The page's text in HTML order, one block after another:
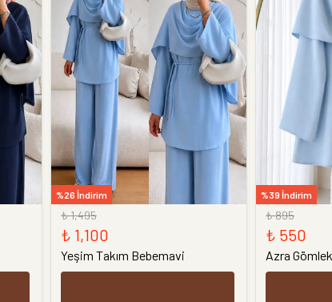
%26 İndirim
₺ 1,495
₺ 1,100
Yeşim Takım Bebemavi
%39 İndirim
₺ 895
₺ 550
Azra